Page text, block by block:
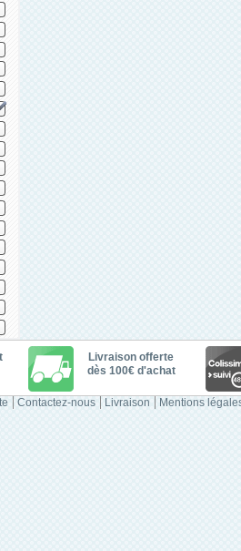
Livraison offerte
dès 100€ d'achat
Contactez-nous Livraison Mentions